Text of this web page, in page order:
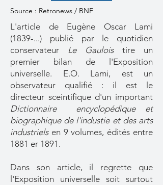
Source : Retronews / BNF
L'article de Eugène Oscar Lami
(1839-...) publié par le quotidien
conservateur Le Gauloistire un
premier bilan de l'Exposition
universelle. E.O. Lami, est un
observateur qualifié : il est le
directeur sceintifique d'un important
Dictionnaire encyclopédique et
biographique de l'industie et des arts
industriels en 9 volumes, édités entre
1881 er 1891.
Dans son article, il regrette que
l'Exposition universelle soit surtout